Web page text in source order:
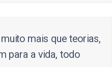
mais que teorias,
para a vida, todo